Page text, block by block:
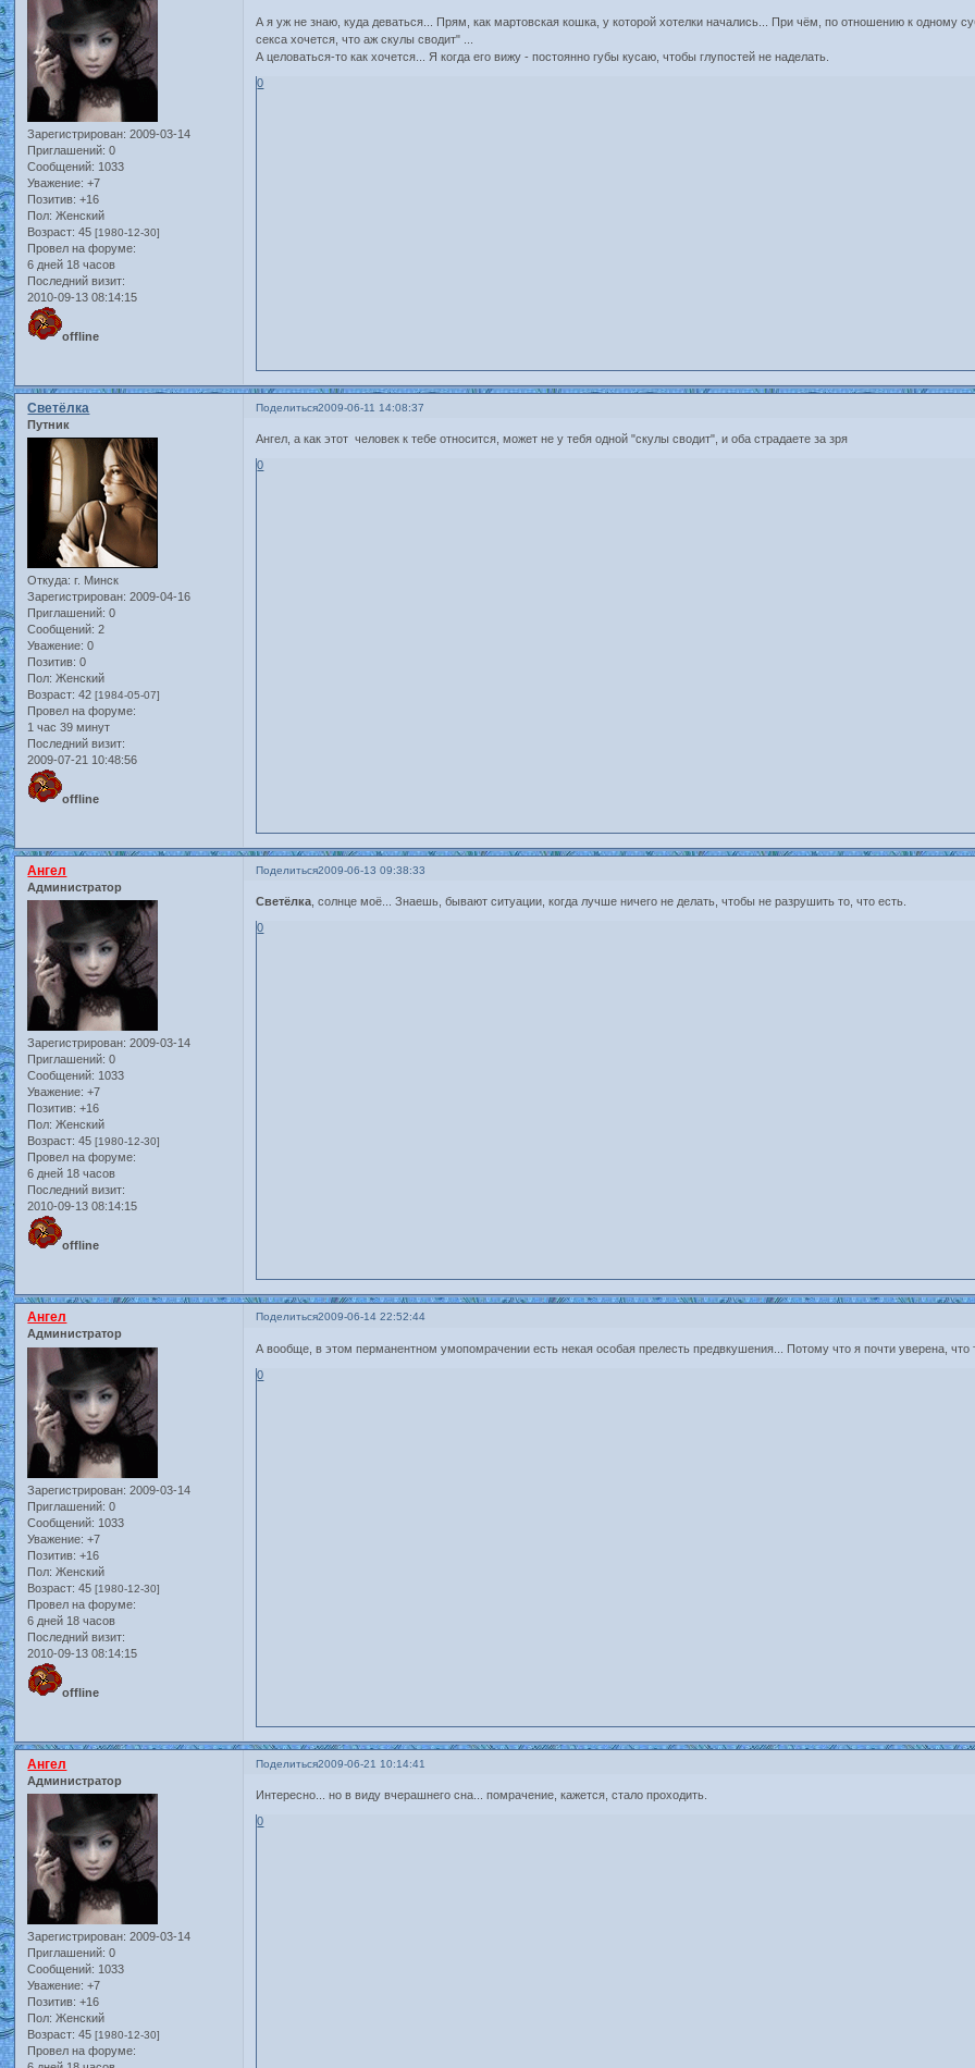
Зарегистрирован: 2009-03-14
Приглашений: 0
Сообщений: 1033
Уважение: +7
Позитив: +16
Пол: Женский
Возраст: 45[1980-12-30]
Провел на форуме:
6 дней 18 часов
Последний визит:
2010-09-13 08:14:15
offline
А я уж не знаю, куда деваться... Прям, как мартовская кошка, у которой хотелки начались... При чём, по отношению к одному
секса хочется, что аж скулы сводит" ...
А целоваться-то как хочется... Я когда его вижу - постоянно губы кусаю, чтобы глупостей не наделать.
0
Поделиться2009-06-11 14:08:37
Светёлка
Путник
Откуда: г. Минск
Зарегистрирован: 2009-04-16
Приглашений: 0
Сообщений: 2
Уважение: 0
Позитив: 0
Пол: Женский
Возраст: 42[1984-05-07]
Провел на форуме:
1 час 39 минут
Последний визит:
2009-07-21 10:48:56
offline
Ангел, а как этот человек к тебе относится, может не у тебя одной "скулы сводит", и оба страдаете за зря
0
Поделиться2009-06-13 09:38:33
Ангел
Администратор
Зарегистрирован: 2009-03-14
Приглашений: 0
Сообщений: 1033
Уважение: +7
Позитив: +16
Пол: Женский
Возраст: 45[1980-12-30]
Провел на форуме:
6 дней 18 часов
Последний визит:
2010-09-13 08:14:15
offline
Светёлка, солнце моё... Знаешь, бывают ситуации, когда лучше ничего не делать, чтобы не разрушить то, что есть.
0
Поделиться2009-06-14 22:52:44
Ангел
Администратор
Зарегистрирован: 2009-03-14
Приглашений: 0
Сообщений: 1033
Уважение: +7
Позитив: +16
Пол: Женский
Возраст: 45[1980-12-30]
Провел на форуме:
6 дней 18 часов
Последний визит:
2010-09-13 08:14:15
offline
А вообще, в этом перманентном умопомрачении есть некая особая прелесть предвкушения... Потому что я почти уверена, что
0
Поделиться2009-06-21 10:14:41
Ангел
Администратор
Зарегистрирован: 2009-03-14
Приглашений: 0
Сообщений: 1033
Уважение: +7
Позитив: +16
Пол: Женский
Возраст: 45[1980-12-30]
Провел на форуме:
Интересно... но в виду вчерашнего сна... помрачение, кажется, стало проходить.
0